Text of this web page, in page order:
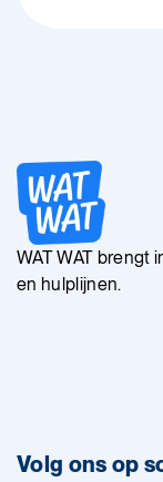
WAT WAT brengt
en hulplijnen.
Volg ons op